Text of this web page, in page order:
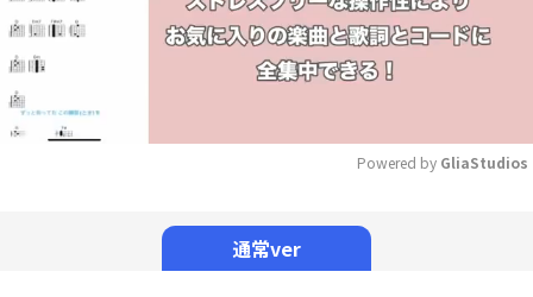
Powered by GliaStudios
通常ver